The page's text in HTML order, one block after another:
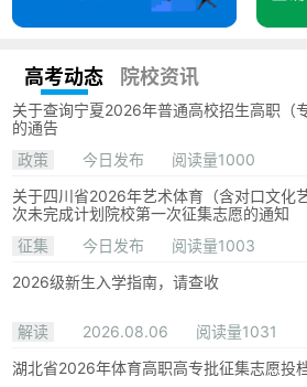
高考动态 院校资讯
关于查询宁夏2026年普通高校招生高职（
的通告
政策
今日发布
阅读量1000
关于四川省2026年艺术体育（含对口文化
次未完成计划院校第一次征集志愿的通知
征集
今日发布
阅读量1003
2026级新生入学指南，请查收
解读 2026.08.06
阅读量1031
湖北省2026年体育高职高专批征集志愿投